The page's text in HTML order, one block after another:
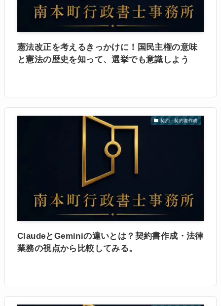
憲法改正を考えるきっかけに！国民主権の意味
と憲法の歴史を知って、選挙でも意識しよう
契約・契約書作成
ClaudeとGeminiの違いとは？契約書作成・法律
業務の視点から比較してみる。